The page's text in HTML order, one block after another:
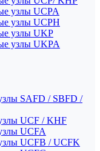
узлы UCPA
узлы UCPH
узлы UKP
узлы UKPA
SAFD / SBFD /
UCF / KHF
UCFA
UCFB / UCFK